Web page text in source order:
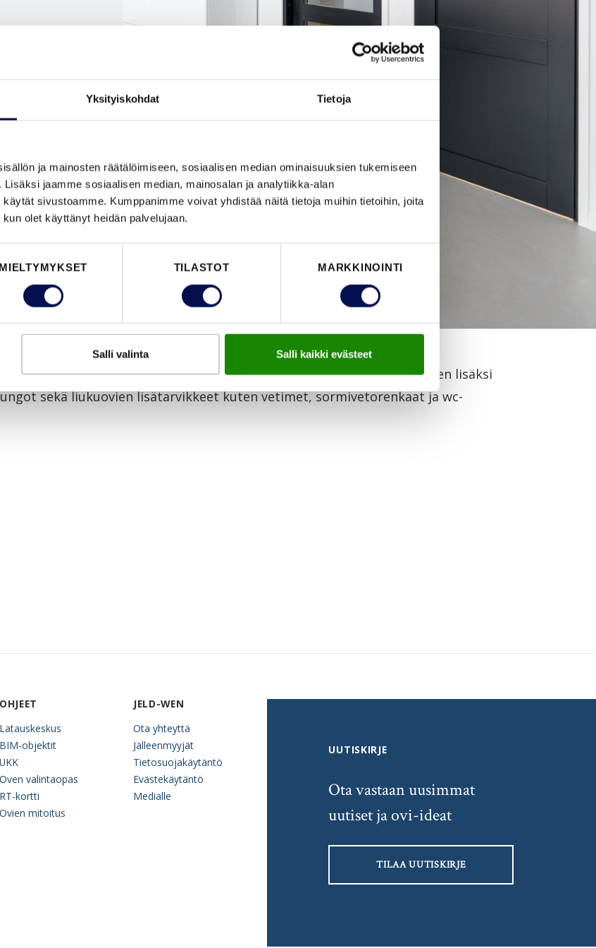
Yksityiskohdat Tietoja
ja mainosten räätälöimiseen, sosiaalisen median ominaisuuksien tukemiseen
jaamme sosiaalisen median, mainosalan ja analytiikka-alan
sivustoamme. Kumppanimme voivat yhdistää näitä tietoja muihin tietoihin, joita
olet käyttänyt heidän palvelujaan.
MIELTYMYKSET TILASTOT MARKKINOINTI
Salli valinta Salli kaikki evästeet
karmit ja kynnykset sekä painikkeet ja wc-vääntönupit. Liukuovilevyjen lisäksi
sekä liukuovien lisätarvikkeet kuten vetimet, sormivetorenkaat ja wc-
OHJEET
Latauskeskus
BIM-objektit
UKK
Oven valintaopas
RT-kortti
Ovien mitoitus
JELD-WEN
Ota yhteyttä
Jälleenmyyjät
Tietosuojakäytäntö
Evästekäytäntö
Medialle
UUTISKIRJE
Ota vastaan uusimmat
uutiset ja ovi-ideat
TILAA UUTISKIRJE